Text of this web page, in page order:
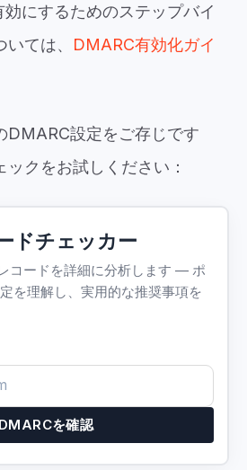
にするためのステップバイ
ては、 DMARC有効化ガイ
DMARC設定をご存じです
クをお試しください：
ドチェッカー
コードを詳細に分析します — ポ
を理解し、実用的な推奨事項を
DMARCを確認